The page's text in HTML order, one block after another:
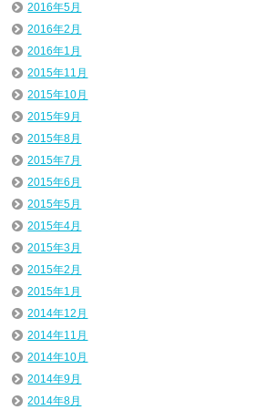
2016年5月
2016年2月
2016年1月
2015年11月
2015年10月
2015年9月
2015年8月
2015年7月
2015年6月
2015年5月
2015年4月
2015年3月
2015年2月
2015年1月
2014年12月
2014年11月
2014年10月
2014年9月
2014年8月